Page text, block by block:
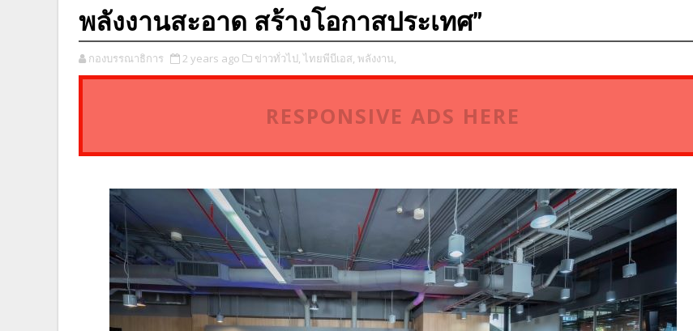
พลังงานสะอาด สร้างโอกาสประเทศ”
กองบรรณาธิการ 2 years ago ข่าวทั่วไป, ไทยพีบีเอส, พลังงาน,
RESPONSIVE ADS HERE